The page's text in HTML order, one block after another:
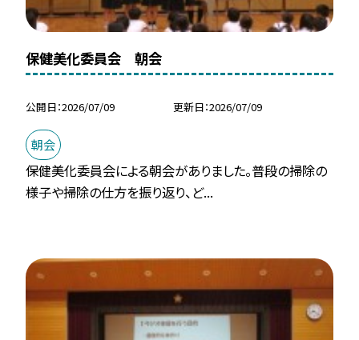
保健美化委員会 朝会
公開日 2026/07/09 更新日 2026/07/09
朝会
保健美化委員会による朝会がありました。普段の掃除の
様子や掃除の仕方を振り返り、ど...